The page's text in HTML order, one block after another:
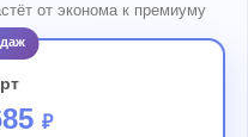
от эконома к премиуму
₽